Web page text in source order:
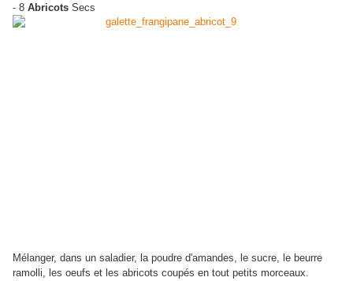
- 8 Abricots Secs
Mélanger, dans un saladier, la poudre d'amandes, le sucre, le beurre
ramolli, les oeufs et les abricots coupés en tout petits morceaux.